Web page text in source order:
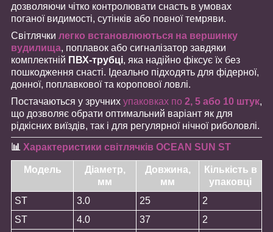
дозволяючи чітко контролювати снасть в умовах
поганої видимості, сутінків або повної темряви.
Світлячки легко встановлюються на вершинку
вудилища, поплавок або сигналізатор завдяки
комплектній ПВХ-трубці, яка надійно фіксує їх без
пошкодження снасті. Ідеально підходять для фідерної,
донної, поплавкової та коропової ловлі.
Постачаються у зручних упаковках по 2, 5 або 10 штук,
що дозволяє обрати оптимальний варіант як для
рідкісних виїздів, так і для регулярної нічної риболовлі.
📊 Характеристики світлячків OCEAN SUN ST
Модель
Діаметр,
мм
Довжина,
мм
Кількість в
упаковці
ST
3.0 25
2
ST
4.0 37
2